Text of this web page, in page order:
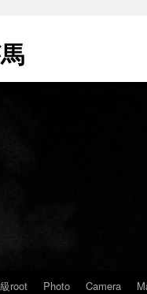
root Photo Camera